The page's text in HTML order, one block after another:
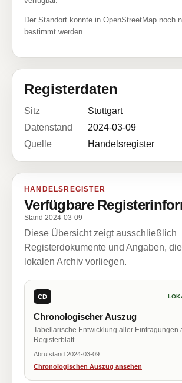
Der Standort konnte in OpenStreetMap noch
bestimmt werden.
Registerdaten
Sitz
Stuttgart
Datenstand
2024-03-09
Quelle
Handelsregister
HANDELSREGISTER
Verfügbare
Stand 2024-03-09
Diese Übersicht zeigt ausschließlich
Registerdokumente und Angaben,
lokalen Archiv vorliegen.
CD
Chronologischer Auszug
Tabellarische Entwicklung aller Eintragungen
Registerblatt.
Abrufstand 2024-03-09
Chronologischen Auszug ansehen